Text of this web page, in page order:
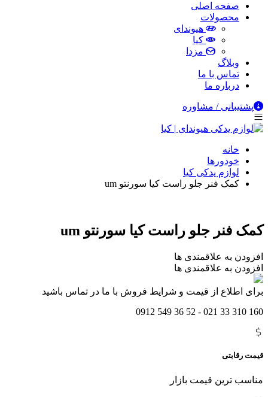
صفحه اصلی
محصولات
هیوندای
کیا
مزدا
وبلاگ
تماس با ما
درباره ما
پشتیبانی / مشاوره
خانه
خودورها
لوازم یدکی کیا
کمک فنر جلو راست کیا سورنتو um
کمک فنر جلو راست کیا سورنتو um
افزودن به علاقمندی ها
افزودن به علاقمندی ها
برای اطلاع از قیمت و شرایط فروش با ما در تماس باشید
160 310 33 021 - 52 36 549 0912
قیمت رقابتی
مناسب ترین قیمت بازار